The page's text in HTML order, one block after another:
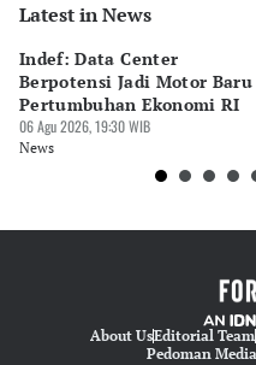
Editor
Editor
Eko Wahyudi
Latest in News
Indef: Data Center
Berpotensi Jadi Motor Baru
Pertumbuhan Ekonomi RI
06 Agu 2026, 19:30 WIB
News
About UsEditorial Team
Pedoman